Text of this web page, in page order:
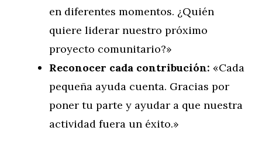
en diferentes momentos. ¿Quién
quiere liderar nuestro próximo
proyecto comunitario?»
Reconocer cada contribución: «Cada
pequeña ayuda cuenta. Gracias por
poner tu parte y ayudar a que nuestra
actividad fuera un éxito.»